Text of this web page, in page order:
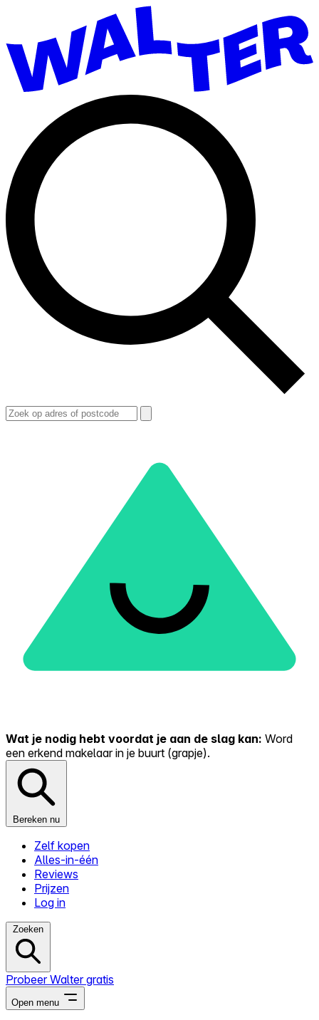
Wat je nodig hebt voordat je aan de slag kan: Word
een erkend makelaar in je buurt (grapje).
Bereken nu
Zelf kopen
Alles-in-één
Reviews
Prijzen
Log in
Zoeken
Probeer Walter gratis
Open menu